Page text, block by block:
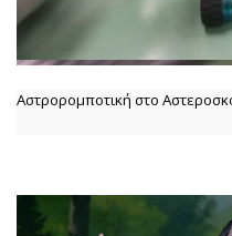
Αστρορομποτική στο